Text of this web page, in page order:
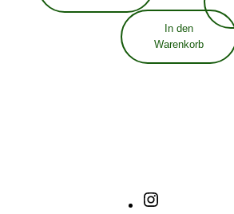
In den
Warenkorb